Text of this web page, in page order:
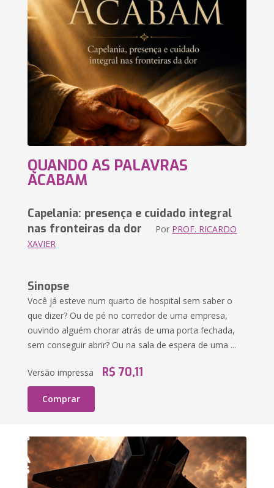
QUANDO AS PALAVRAS
ACABAM
Capelania: presença e cuidado integral
nas fronteiras da dor Por PROF. RICARDO
XAVIER
Sinopse
Você já esteve num quarto de hospital sem saber o
que dizer? Ou de pé no corredor de uma empresa,
ouvindo alguém chorar atrás de uma porta fechada,
sem conseguir abrir? Ou na sala de espera de uma ...
Versão impressa R$ 70,11
Comprar